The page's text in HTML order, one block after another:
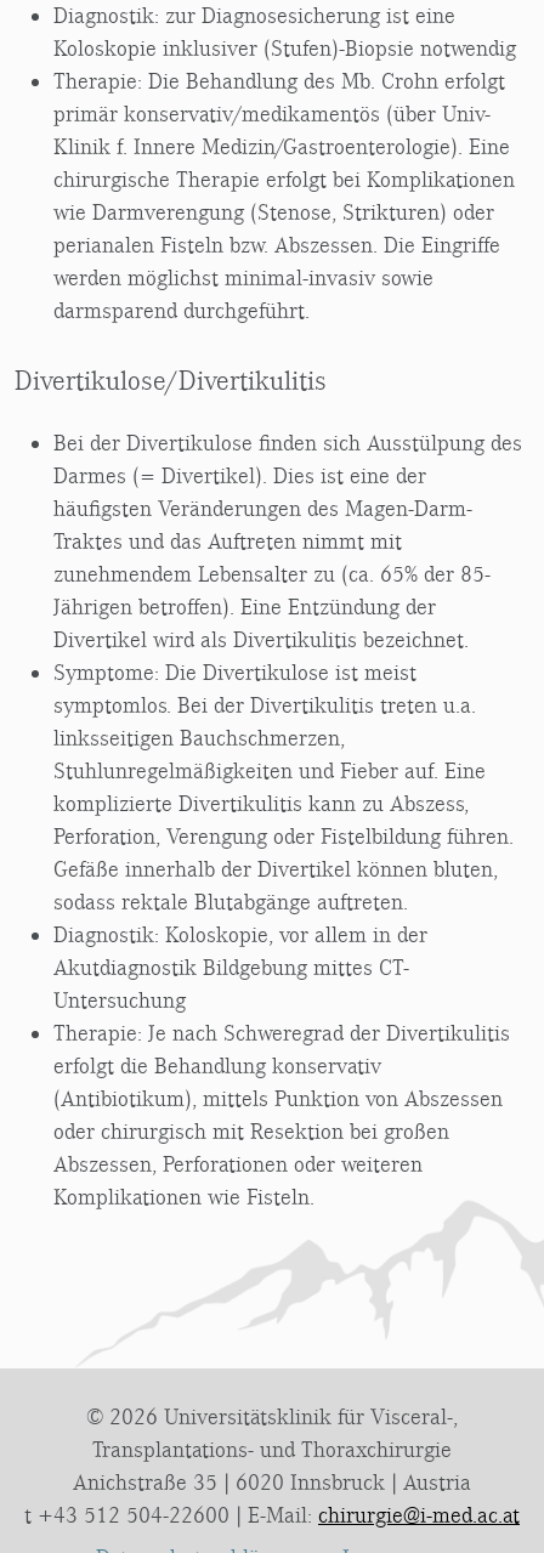
Diagnostik: zur Diagnosesicherung ist eine
Koloskopie inklusiver (Stufen)-Biopsie notwendig
Therapie: Die Behandlung des Mb. Crohn erfolgt
primär konservativ/medikamentös (über Univ-
Klinik f. Innere Medizin/Gastroenterologie). Eine
chirurgische Therapie erfolgt bei Komplikationen
wie Darmverengung (Stenose, Strikturen) oder
perianalen Fisteln bzw. Abszessen. Die Eingriffe
werden möglichst minimal-invasiv sowie
darmsparend durchgeführt.
Divertikulose/Divertikulitis
Bei der Divertikulose finden sich Ausstülpung des
Darmes (= Divertikel). Dies ist eine der
häufigsten Veränderungen des Magen-Darm-
Traktes und das Auftreten nimmt mit
zunehmendem Lebensalter zu (ca. 65% der 85-
Jährigen betroffen). Eine Entzündung der
Divertikel wird als Divertikulitis bezeichnet.
Symptome: Die Divertikulose ist meist
symptomlos. Bei der Divertikulitis treten u.a.
linksseitigen Bauchschmerzen,
Stuhlunregelmäßigkeiten und Fieber auf. Eine
komplizierte Divertikulitis kann zu Abszess,
Perforation, Verengung oder Fistelbildung führen.
Gefäße innerhalb der Divertikel können bluten,
sodass rektale Blutabgänge auftreten.
Diagnostik: Koloskopie, vor allem in der
Akutdiagnostik Bildgebung mittes CT-
Untersuchung
Therapie: Je nach Schweregrad der Divertikulitis
erfolgt die Behandlung konservativ
(Antibiotikum), mittels Punktion von Abszessen
oder chirurgisch mit Resektion bei großen
Abszessen, Perforationen oder weiteren
Komplikationen wie Fisteln.
© 2026 Universitätsklinik für Visceral-,
Transplantations- und Thoraxchirurgie
Anichstraße 35 | 6020 Innsbruck | Austria
t +43 512 504-22600 | E-Mail: chirurgie@i-med.ac.at